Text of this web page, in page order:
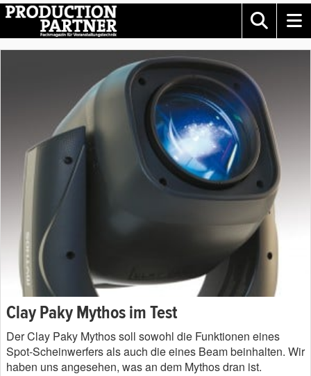
Clay Paky Mythos im Test
Der Clay Paky Mythos soll sowohl die Funktionen eines
Spot-Scheinwerfers als auch die eines Beam beinhalten. Wir
haben uns angesehen, was an dem Mythos dran ist.